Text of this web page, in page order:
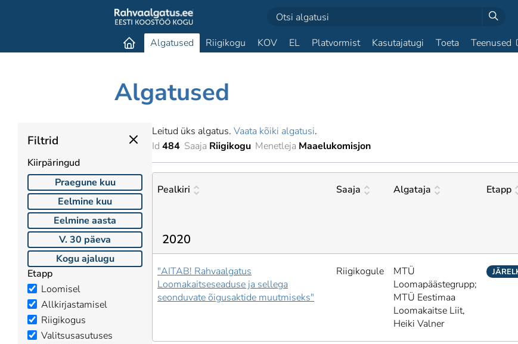
Algatused Riigikogu KOV EL Platvormist Kasutajatugi Toeta Teenused
Algatused
Filtrid
Kiirpäringud
Praegune kuu
Eelmine kuu
Eelmine aasta
V. 30 päeva
Kogu ajalugu
Etapp
Loomisel
Allkirjastamisel
Riigikogus
Valitsusasutuses
Leitud üks algatus. Vaata kõiki algatusi.
Id 484 Saaja Riigikogu Menetleja Maaelukomisjon
Pealkiri Saaja Algataja Etapp
2020
"AITAB! Rahvaalgatus
Loomakaitseseaduse ja sellega
seonduvate õigusaktide muutmiseks"
Riigikogule
MTÜ
Loomapäästegrupp;
MTÜ Eestimaa
Loomakaitse Liit,
Heiki Valner